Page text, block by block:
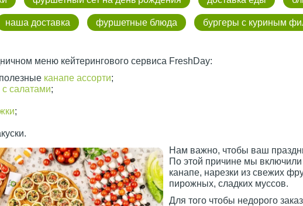
наша доставка фуршетные блюда бургеры с куриным
меню кейтерингового сервиса FreshDay:
канапе ассорти;
с салатами;
;
Нам важно, чтобы ваш
По этой причине мы
канапе, нарезки из свежих
пирожных, сладких муссов.
Для того чтобы недорого